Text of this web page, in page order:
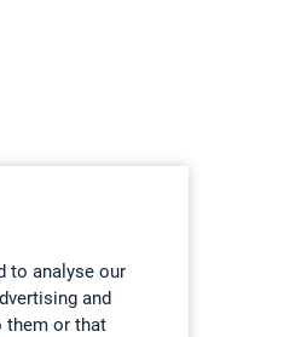
to analyse our
and
them or that